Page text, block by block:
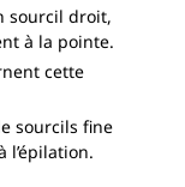
sourcil droit,
à la pointe.
cette
sourcils fine
l’épilation.